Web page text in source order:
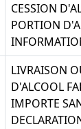
CESSION
PORTION
LIVRAISON
D'ALCOOL
IMPORTE